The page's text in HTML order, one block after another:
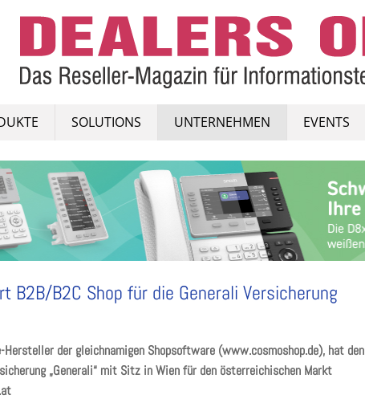
SOLUTIONS UNTERNEHMEN EVENTS
B2B/B2C Shop für die Generali Versicherung
Hersteller der gleichnamigen Shopsoftware (www.cosmoshop.de), hat den
„Generali“ mit Sitz in Wien für den österreichischen Markt